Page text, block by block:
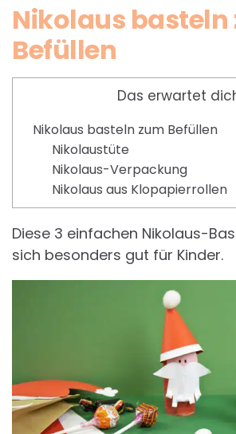
Nikolaus basteln
Befüllen
Das erwartet
Nikolaus basteln zum Befüllen
Nikolaustüte
Nikolaus-Verpackung
Nikolaus aus Klopapierrollen
Diese 3 einfachen Nikolaus-
sich besonders gut für Kinder.